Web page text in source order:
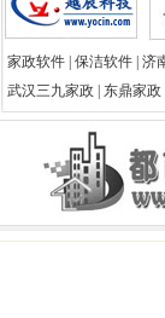
家政软件 保洁软件 济
武汉三九家政
东鼎家政